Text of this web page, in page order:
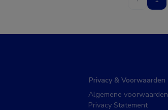
Privacy & Voorwaarden
Algemene voorwaarden
Privacy Statement